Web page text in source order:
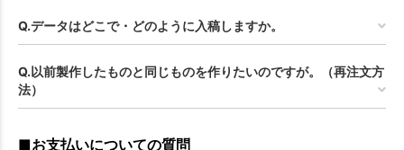
Q.データはどこで・どのように入稿しますか。
Q.以前製作したものと同じものを作りたいのですが。（再注文方
法）
■お支払いについての質問